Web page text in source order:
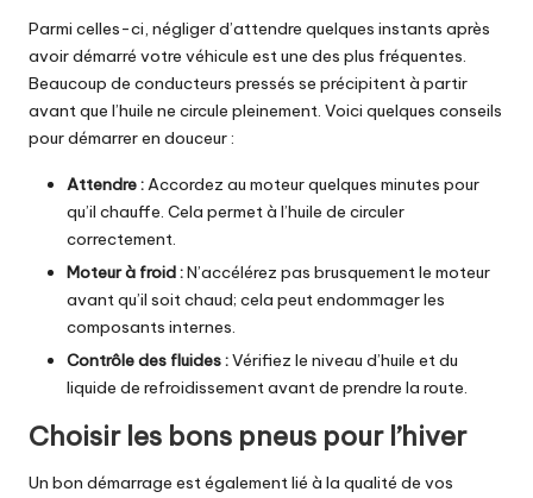
Parmi celles-ci, négliger d’attendre quelques instants après
avoir démarré votre véhicule est une des plus fréquentes.
Beaucoup de conducteurs pressés se précipitent à partir
avant que l’huile ne circule pleinement. Voici quelques conseils
pour démarrer en douceur :
Attendre :Accordez au moteur quelques minutes pour
qu’il chauffe. Cela permet à l’huile de circuler
correctement.
Moteur à froid :N’accélérez pas brusquement le moteur
avant qu’il soit chaud; cela peut endommager les
composants internes.
Contrôle des fluides :Vérifiez le niveau d’huile et du
liquide de refroidissement avant de prendre la route.
Choisir les bons pneus pour l’hiver
Un bon démarrage est également lié à la qualité de vos